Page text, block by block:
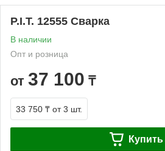
P.I.T. 12555 Сварка
В наличии
Опт и розница
от 37 100 ₸
33 750 ₸ от 3 шт.
Купить